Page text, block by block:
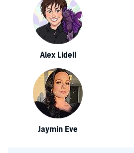
Alex Lidell
Jaymin Eve